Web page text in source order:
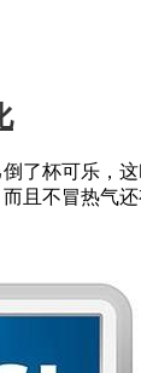
了杯可乐，
且不冒热气